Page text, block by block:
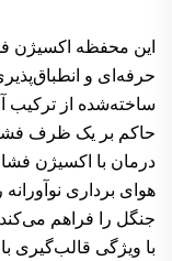
این محفظه اکسیژن
حرفه‌ای و
ساخته‌شده از ترکیب
حاکم بر یک ظرف
درمان با اکسیژن
هوای برداری
جنگل را فراهم
با ویژگی قالب‌گیری